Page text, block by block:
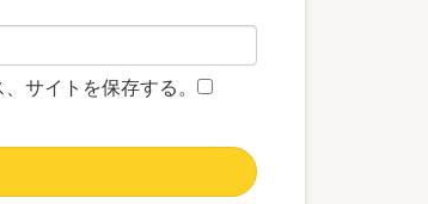
サイトを保存する。